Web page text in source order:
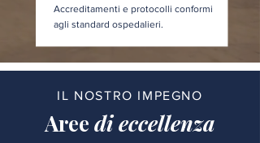
Accreditamenti e protocolli conformi
agli standard ospedalieri.
IL NOSTRO IMPEGNO
Aree di eccellenza